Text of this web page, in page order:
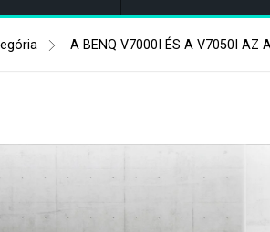
A BENQ V7000I ÉS A V7050I AZ